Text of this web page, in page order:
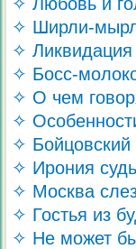
✧ Ширли-
✧ Ликвидация
✧ Босс-
✧ О чем
✧
✧ Бойцовский
✧ Ирония
✧ Москва
✧ Гостья из
✧ Не может